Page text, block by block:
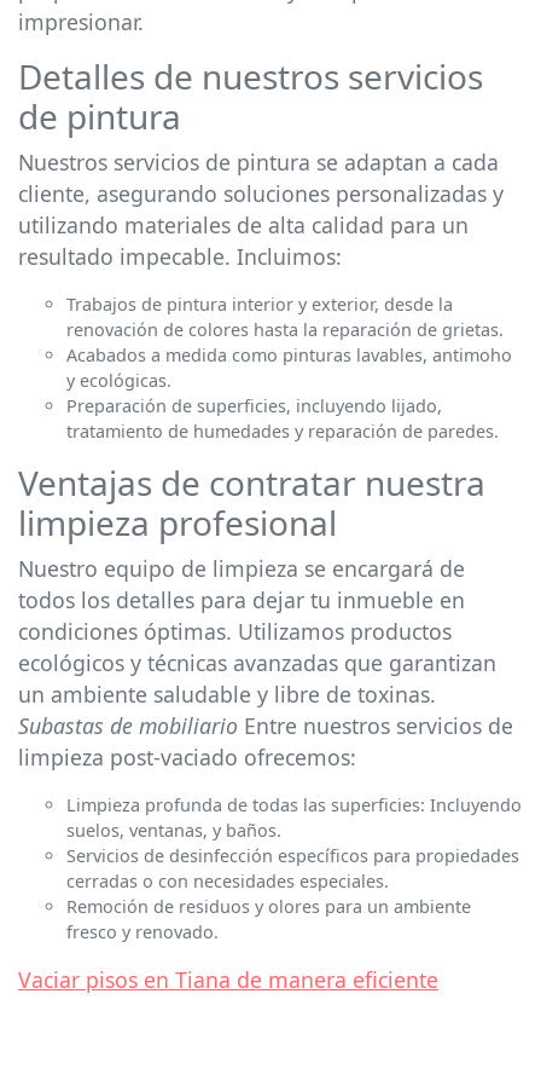
impresionar.
Detalles de nuestros servicios
de pintura
Nuestros servicios de pintura se adaptan a cada
cliente, asegurando soluciones personalizadas y
utilizando materiales de alta calidad para un
resultado impecable. Incluimos:
Trabajos de pintura interior y exterior, desde la
renovación de colores hasta la reparación de grietas.
Acabados a medida como pinturas lavables, antimoho
y ecológicas.
Preparación de superficies, incluyendo lijado,
tratamiento de humedades y reparación de paredes.
Ventajas de contratar nuestra
limpieza profesional
Nuestro equipo de limpieza se encargará de
todos los detalles para dejar tu inmueble en
condiciones óptimas. Utilizamos productos
ecológicos y técnicas avanzadas que garantizan
un ambiente saludable y libre de toxinas.
Subastas de mobiliario Entre nuestros servicios de
limpieza post-vaciado ofrecemos:
Limpieza profunda de todas las superficies: Incluyendo
suelos, ventanas, y baños.
Servicios de desinfección específicos para propiedades
cerradas o con necesidades especiales.
Remoción de residuos y olores para un ambiente
fresco y renovado.
Vaciar pisos en Tiana de manera eficiente